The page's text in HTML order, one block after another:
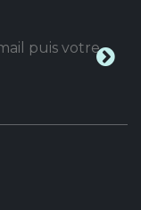
puis votre